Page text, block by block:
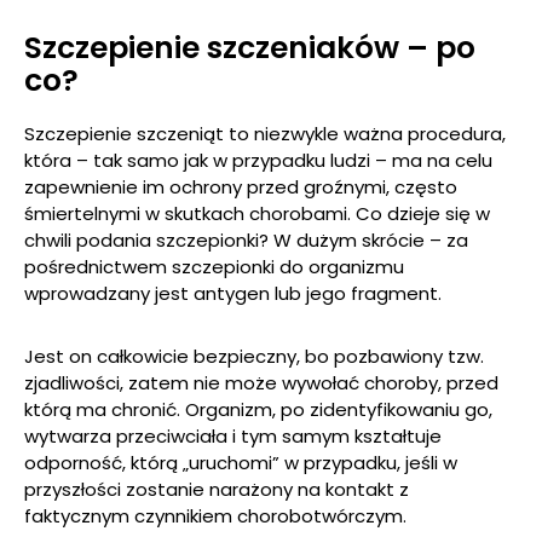
Szczepienie szczeniaków – po
co?
Szczepienie szczeniąt to niezwykle ważna procedura,
która – tak samo jak w przypadku ludzi – ma na celu
zapewnienie im ochrony przed groźnymi, często
śmiertelnymi w skutkach chorobami. Co dzieje się w
chwili podania szczepionki? W dużym skrócie – za
pośrednictwem szczepionki do organizmu
wprowadzany jest antygen lub jego fragment.
Jest on całkowicie bezpieczny, bo pozbawiony tzw.
zjadliwości, zatem nie może wywołać choroby, przed
którą ma chronić. Organizm, po zidentyfikowaniu go,
wytwarza przeciwciała i tym samym kształtuje
odporność, którą „uruchomi” w przypadku, jeśli w
przyszłości zostanie narażony na kontakt z
faktycznym czynnikiem chorobotwórczym.